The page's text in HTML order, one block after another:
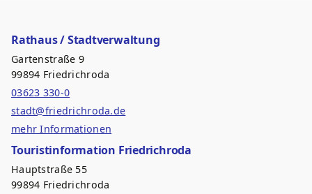
Rathaus / Stadtverwaltung
Gartenstraße 9
99894 Friedrichroda
03623 330-0
stadt@friedrichroda.de
mehr Informationen
Touristinformation Friedrichroda
Hauptstraße 55
99894 Friedrichroda